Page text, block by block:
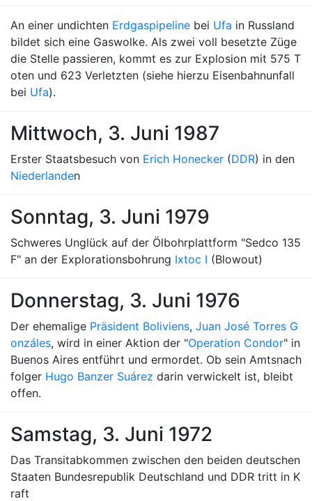
An einer undichten Erdgaspipeline bei Ufa in Russland
bildet sich eine Gaswolke. Als zwei voll besetzte Züge
die Stelle passieren, kommt es zur Explosion mit 575 T
oten und 623 Verletzten (siehe hierzu Eisenbahnunfall
bei Ufa).
Mittwoch, 3. Juni 1987
Erster Staatsbesuch von Erich Honecker (DDR) in den
Niederlanden
Sonntag, 3. Juni 1979
Schweres Unglück auf der Ölbohrplattform "Sedco 135
F" an der Explorationsbohrung Ixtoc I (Blowout)
Donnerstag, 3. Juni 1976
Der ehemalige Präsident Boliviens, Juan José Torres G
onzáles, wird in einer Aktion der "Operation Condor" in
Buenos Aires entführt und ermordet. Ob sein Amtsnach
folger Hugo Banzer Suárez darin verwickelt ist, bleibt
offen.
Samstag, 3. Juni 1972
Das Transitabkommen zwischen den beiden deutschen
Staaten Bundesrepublik Deutschland und DDR tritt in K
raft